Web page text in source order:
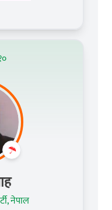
नेपाल